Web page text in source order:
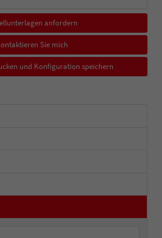
anfordern
Sie mich
und Konfiguration speichern